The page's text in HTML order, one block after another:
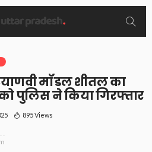
मॉडल शीतल का
पुलिस ने किया गिरफ्तार
895 Views